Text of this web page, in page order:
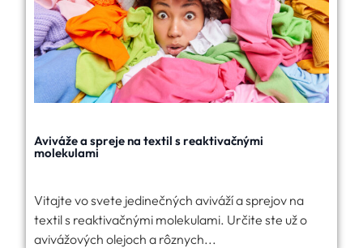
Aviváže a spreje na textil s reaktivačnými
molekulami
Vitajte vo svete jedinečných aviváží a sprejov na
textil s reaktivačnými molekulami. Určite ste už o
avivážových olejoch a rôznych...